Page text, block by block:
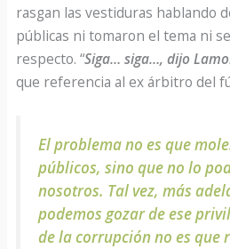
rasgan las vestiduras hablando
públicas ni tomaron el tema ni
respecto. “Siga… siga…, dijo
que referencia al ex árbitro del
El problema no es que
públicos, sino que no lo
nosotros. Tal vez, más
podemos gozar de ese
de la corrupción no es que